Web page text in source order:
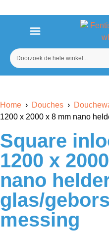
Home › Douches ›
1200 x 2000 x 8 mm nano
Square
1200 x
nano
glas/
messing